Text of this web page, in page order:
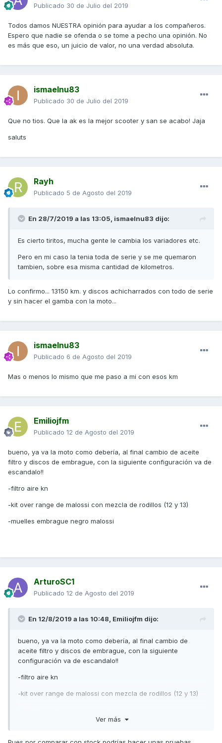
pasaría con cualquier otro modelo de moto.
Publicado 30 de Julio del 2019
Todos damos NUESTRA opinión para ayudar a los compañeros.
Espero que nadie se ofenda o se tome a pecho una opinión. No
es más que eso, un juicio de valor, no una verdad absoluta.
ismaelnu83
Publicado 30 de Julio del 2019
Que no tios. Que la ak es la mejor scooter y san se acabo! Jaja
saluts
Rayh
Publicado 5 de Agosto del 2019
En 28/7/2019 a las 13:05, ismaelnu83 dijo:
Es cierto tiritos, mucha gente le cambia los variadores etc.
Pero en mi caso la tenia toda de serie y se me quemaron
tambien, sobre esa misma cantidad de kilometros.
Lo confirmo... 13150 km. y discos achicharrados con todo de serie
y sin hacer el gamba con la moto...
ismaelnu83
Publicado 6 de Agosto del 2019
Mas o menos lo mismo que me paso a mi con esos km
Emiliojfm
Publicado 12 de Agosto del 2019
bueno, ya va la moto como debería, al final cambio de aceite
filtro y discos de embrague, con la siguiente configuración va de
escandalo!!
-filtro aire kn
-kit over range de malossi con mezcla de rodillos (12 y 13)
-muelles embrague negro malossi
ArturoSC1
Publicado 12 de Agosto del 2019
En 12/8/2019 a las 10:48, Emiliojfm dijo:
bueno, ya va la moto como debería, al final cambio de
aceite filtro y discos de embrague, con la siguiente
configuración va de escandalo!!
-filtro aire kn
-kit over range de malossi con mezcla de rodillos (12 y 13)
Ver más